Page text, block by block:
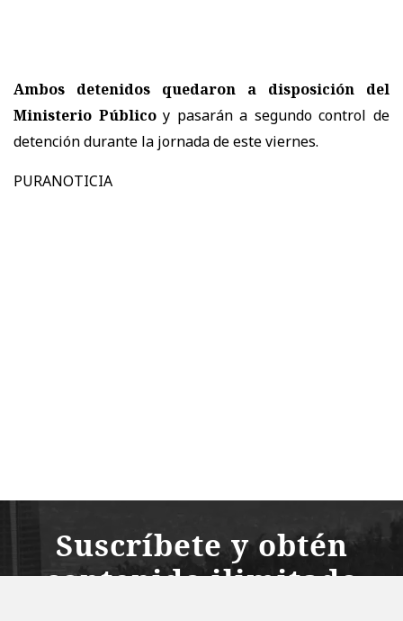
Ambos detenidos quedaron a disposición del
Ministerio Públicoy pasarán a segundo control de
detención durante la jornada de este viernes.
PURANOTICIA